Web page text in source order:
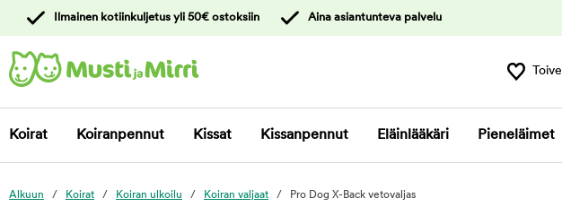
asiakaspalveluun
Ilmainen kotiinkuljetus yli 50€ ostoksiin Aina asiantunteva palvelu
Koirat Koiranpennut Kissat Kissanpennut Eläinlääkäri Pieneläimet
Alkuun Koirat Koiran ulkoilu Koiran valjaat Pro Dog X-Back vetovaljas